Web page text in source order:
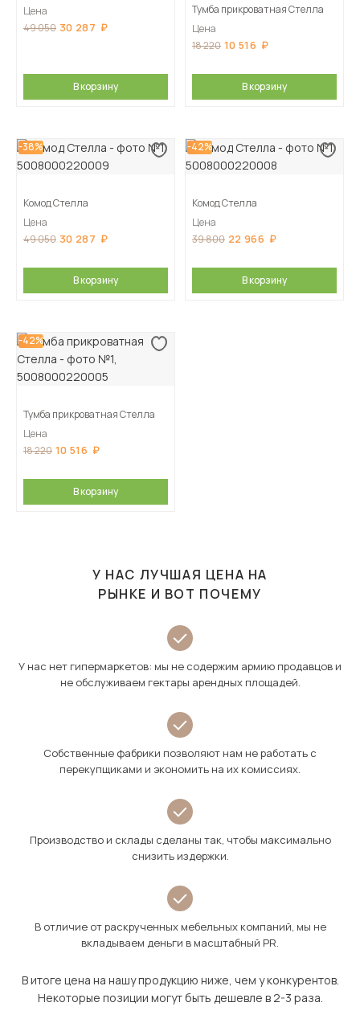
Цена
49 050 30 287
В корзину
Тумба прикроватная Стелла
Цена
18 220 10 516
В корзину
-38%
Комод Стелла
Цена
49 050 30 287
В корзину
-42%
Комод Стелла
Цена
39 800 22 966
В корзину
-42%
Тумба прикроватная Стелла
Цена
18 220 10 516
В корзину
У НАС ЛУЧШАЯ ЦЕНА НА
РЫНКЕ И ВОТ ПОЧЕМУ
У нас нет гипермаркетов: мы не содержим армию продавцов и
не обслуживаем гектары арендных площадей.
Собственные фабрики позволяют нам не работать с
перекупщиками и экономить на их комиссиях.
Производство и склады сделаны так, чтобы максимально
снизить издержки.
В отличие от раскрученных мебельных компаний, мы не
вкладываем деньги в масштабный PR.
В итоге цена на нашу продукцию ниже, чем у конкурентов.
Некоторые позиции могут быть дешевле в 2-3 раза.